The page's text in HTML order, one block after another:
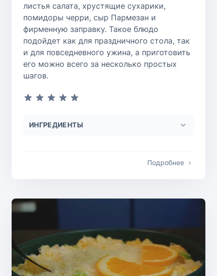
листья салата, хрустящие сухарики,
помидоры черри, сыр Пармезан и
фирменную заправку. Такое блюдо
подойдет как для праздничного стола, так
и для повседневного ужина, а приготовить
его можно всего за несколько простых
шагов.
ИНГРЕДИЕНТЫ
Подробнее